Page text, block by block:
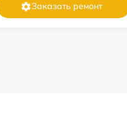
Заказать ремонт